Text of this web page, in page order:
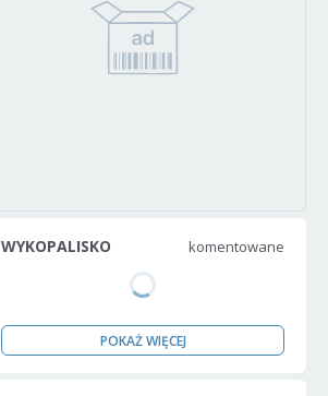
WYKOPALISKO komentowane
POKAŻ WIĘCEJ